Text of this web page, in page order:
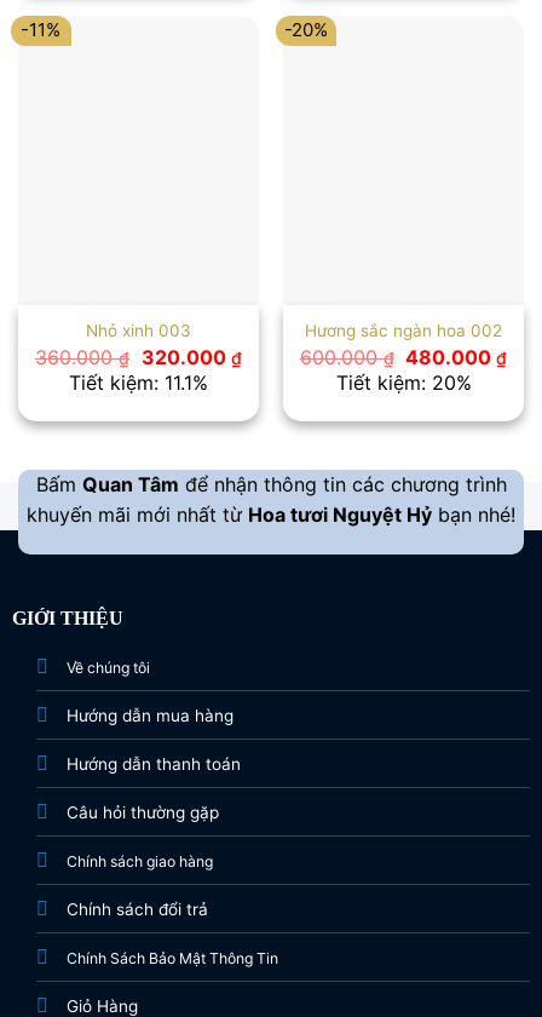
-11%
Nhỏ xinh 003
360.000₫
Giá
gốc
là:
320.000 ₫Giá
hiện
là:
320.000 ₫.
Tiết kiệm: 11.1%
-20%
Hương sắc ngàn hoa 002
600.000₫ Giá
gốc
là:
480.000₫Giá
là:
Tiết kiệm: 20%
Bấm Quan Tâm để nhận thông tin các chương trình
khuyến mãi mới nhất từ Hoa tươi Nguyệt Hỷ bạn nhé!
GIỚI THIỆU
Về chúng tôi
Hướng dẫn mua hàng
Hướng dẫn thanh toán
Câu hỏi thường gặp
Chính sách giao hàng
Chính sách đổi trả
Chính Sách Bảo Mật Thông Tin
Giỏ Hàng